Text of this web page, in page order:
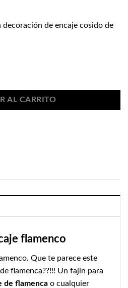
de encaje cosido de
cantidad
AL CARRITO
flamenco
Que te parece este
flamenca??!!! Un fajín para
de flamenca o cualquier